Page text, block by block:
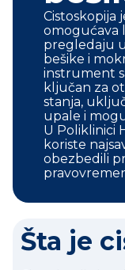
Cistoskopija
omogućava
pregledaju
bešike i
instrument
ključan za
stanja,
upale i
U Poliklinici
koriste
obezbedili
Šta je